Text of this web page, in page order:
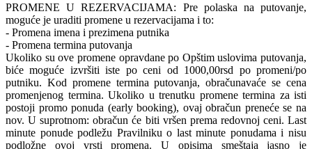
PROMENE U REZERVACIJAMA: Pre polaska na putovanje,
moguće je uraditi promene u rezervacijama i to:
- Promena imena i prezimena putnika
- Promena termina putovanja
Ukoliko su ove promene opravdane po Opštim uslovima putovanja,
biće moguće izvršiti iste po ceni od 1000,00rsd po promeni/po
putniku. Kod promene termina putovanja, obračunavaće se cena
promenjenog termina. Ukoliko u trenutku promene termina za isti
postoji promo ponuda (early booking), ovaj obračun preneće se na
nov. U suprotnom: obračun će biti vršen prema redovnoj ceni. Last
minute ponude podležu Pravilniku o last minute ponudama i nisu
podložne ovoj vrsti promena. U opisima smeštaja jasno je